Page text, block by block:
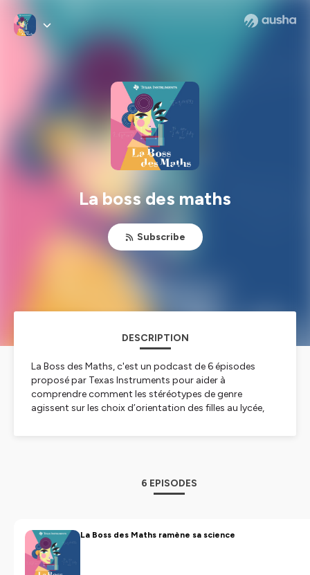
La boss des maths
Subscribe
DESCRIPTION
La Boss des Maths, c'est un podcast de 6 épisodes
proposé par Texas Instruments pour aider à
comprendre comment les stéréotypes de genre
agissent sur les choix d’orientation des filles au lycée,
? Comprendre le problème et découvrir les solutions,
voilà le programme enthousiasmant de La Boss des
Hébergé par Ausha. Visitezausha.co/politique-de-
confidentialite
6 EPISODES
La Boss des Maths ramène sa science